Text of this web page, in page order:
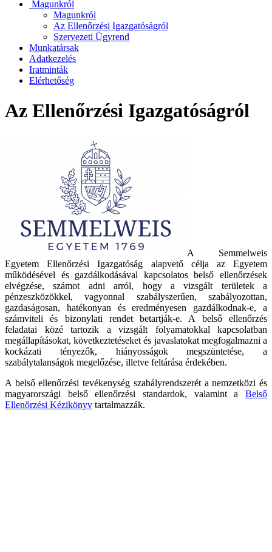
Magunkról
Magunkról
Az Ellenőrzési Igazgatóságról
Szervezeti Ügyrend
Munkatársak
Adatkezelés
Iratminták
Elérhetőség
Az Ellenőrzési Igazgatóságról
A Semmelweis
Egyetem Ellenőrzési Igazgatóság alapvető célja az Egyetem
működésével és gazdálkodásával kapcsolatos belső ellenőrzések
elvégzése, számot adni arról, hogy a vizsgált területek a
pénzeszközökkel, vagyonnal szabályszerűen, szabályozottan,
gazdaságosan, hatékonyan és eredményesen gazdálkodnak-e, a
számviteli és bizonylati rendet betartják-e. A belső ellenőrzés
feladatai közé tartozik a vizsgált folyamatokkal kapcsolatban
megállapításokat, következtetéseket és javaslatokat megfogalmazni a
kockázati tényezők, hiányosságok megszüntetése, a
szabálytalanságok megelőzése, illetve feltárása érdekében.
A belső ellenőrzési tevékenység szabályrendszerét a nemzetközi és
magyarországi belső ellenőrzési standardok, valamint a Belső
Ellenőrzési Kézikönyv tartalmazzák.